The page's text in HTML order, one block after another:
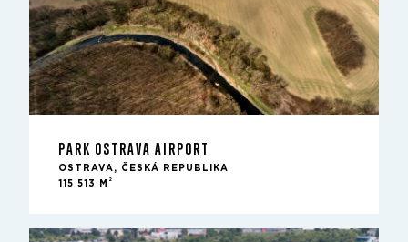
PARK OSTRAVA AIRPORT
OSTRAVA, ČESKÁ REPUBLIKA
115 513 M
2